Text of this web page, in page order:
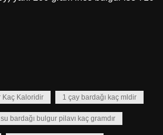
Kaç Kaloridir 1 çay bardağı kaç mldir
bardağı bulgur pilavı kaç gramdır